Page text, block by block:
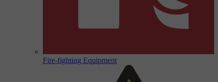
Fire-fighting Equipment